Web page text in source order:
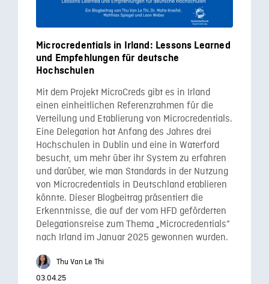
Microcredentials in Irland: Lessons Learned
und Empfehlungen für deutsche
Hochschulen
Mit dem Projekt MicroCreds gibt es in Irland
einen einheitlichen Referenzrahmen für die
Verteilung und Etablierung von Microcredentials.
Eine Delegation hat Anfang des Jahres drei
Hochschulen in Dublin und eine in Waterford
besucht, um mehr über ihr System zu erfahren
und darüber, wie man Standards in der Nutzung
von Microcredentials in Deutschland etablieren
könnte. Dieser Blogbeitrag präsentiert die
Erkenntnisse, die auf der vom HFD geförderten
Delegationsreise zum Thema „Microcredentials“
nach Irland im Januar 2025 gewonnen wurden.
Thu Van Le Thi
03.04.25